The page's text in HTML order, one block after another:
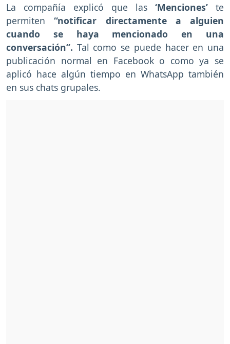
La compañía explicó que las ‘Menciones’ te
permiten “notificar directamente a alguien
cuando se haya mencionado en una
conversación”. Tal como se puede hacer en una
publicación normal en Facebook o como ya se
aplicó hace algún tiempo en WhatsApp también
en sus chats grupales.